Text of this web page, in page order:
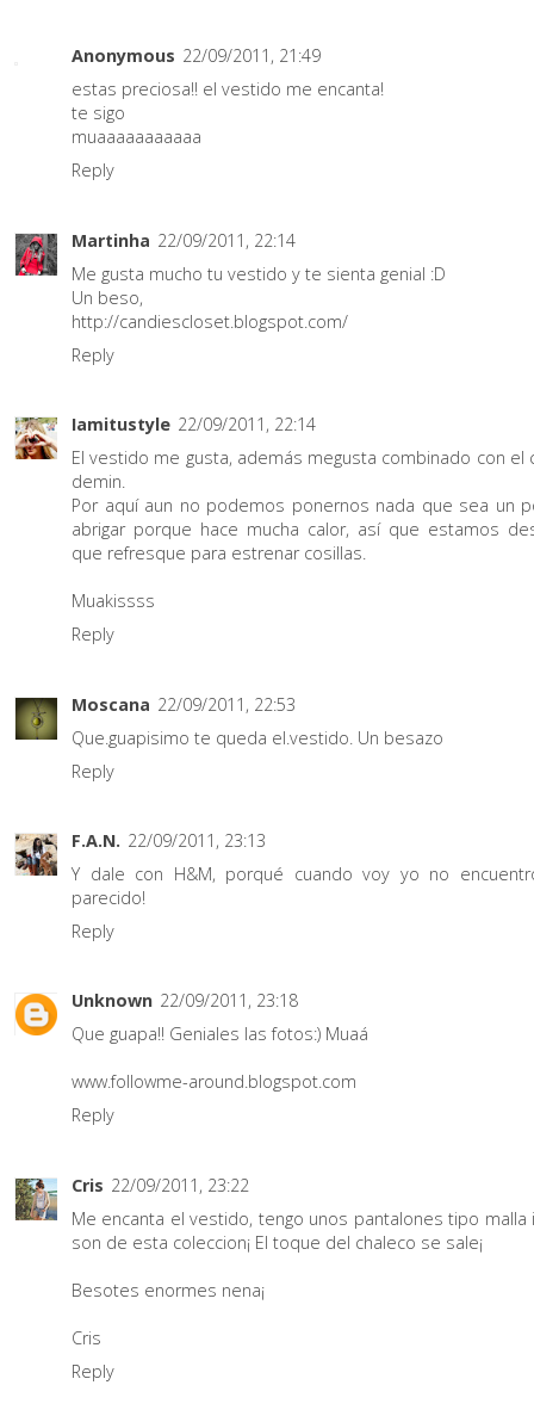
Anonymous 22/09/2011, 21:49
estas preciosa!! el vestido me encanta!
te sigo
muaaaaaaaaaaa
Reply
Martinha 22/09/2011, 22:14
Me gusta mucho tu vestido y te sienta genial :D
Un beso,
http://candiescloset.blogspot.com/
Reply
Iamitustyle 22/09/2011, 22:14
El vestido me gusta, además megusta combinado con el
demin.
Por aquí aun no podemos ponernos nada que sea un
abrigar porque hace mucha calor, así que estamos
que refresque para estrenar cosillas.
Muakissss
Reply
Moscana 22/09/2011, 22:53
Que.guapisimo te queda el.vestido. Un besazo
Reply
F.A.N. 22/09/2011, 23:13
Y dale con H&M, porqué cuando voy yo no
parecido!
Reply
Unknown 22/09/2011, 23:18
Que guapa!! Geniales las fotos:) Muaá
www.followme-around.blogspot.com
Reply
Cris 22/09/2011, 23:22
Me encanta el vestido, tengo unos pantalones tipo malla
son de esta coleccion¡ El toque del chaleco se sale¡
Besotes enormes nena¡
Cris
Reply